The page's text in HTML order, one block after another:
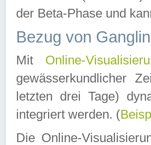
der Beta-Phase und
Bezug von
Mit Online-
gewässerkundlicher
letzten drei Tage)
integriert werden. (
Die Online-